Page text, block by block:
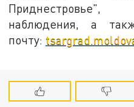
наблюдения, а
почту: